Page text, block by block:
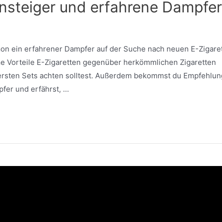
und erfahrene Dampfer
ein erfahrener Dampfer auf der Suche nach neuen E-
Vorteile E-Zigaretten gegenüber herkömmlichen Zigaretten
Sets achten solltest. Außerdem bekommst du
und erfährst, …